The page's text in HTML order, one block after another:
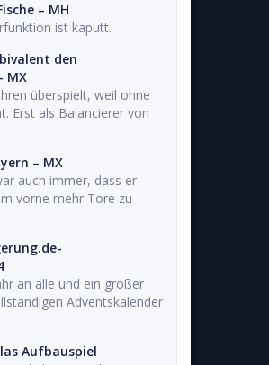
– MH
ist kaputt.
den
MX
überspielt, weil ohne
Erst als Balancierer von
– MX
auch immer, dass er
vorne mehr Tore zu
an alle und ein großer
Adventskalender
Aufbauspiel